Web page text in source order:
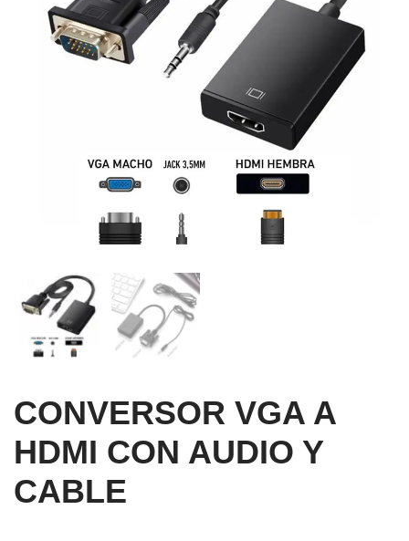
CONVERSOR VGA A
HDMI CON AUDIO Y
CABLE